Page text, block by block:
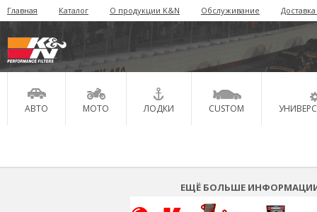
Главная Каталог О продукции K&N Обслуживание
АВТО МОТО ЛОДКИ CUSTOM
ЕЩЁ БОЛЬШЕ